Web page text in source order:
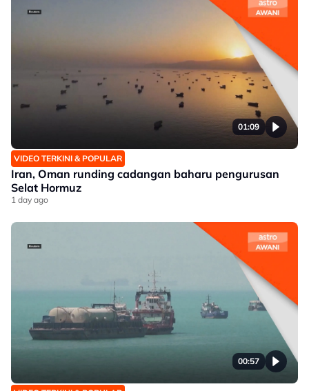
01:09
VIDEO TERKINI & POPULAR
Iran, Oman runding cadangan baharu pengurusan
Selat Hormuz
1 day ago
00:57